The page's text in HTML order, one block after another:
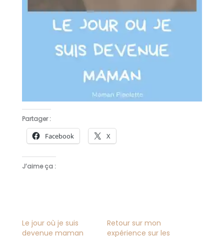
Partager :
Facebook X
J’aime ça :
Le jour où je suis
devenue maman
Retour sur mon
expérience sur les